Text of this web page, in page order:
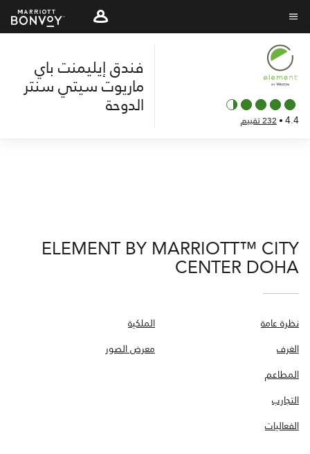
Skip
to
main
content
نص القائمة
4.4
•232 تقييم
فندق إيليمنت باي
ماريوت سيتي سنتر
الدوحة
ELEMENT BY MARRIOTT™ CITY
CENTER DOHA
نظرة عامة
الغرف
المطاعم
التجارب
الفعاليات
الملكية
معرض الصور